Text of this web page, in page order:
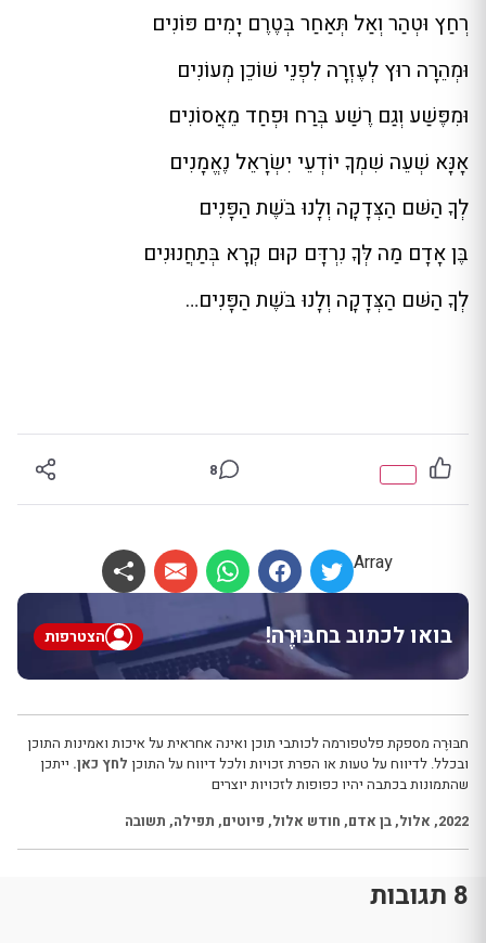
רְחַץ וּטְהַר וְאַל תְּאַחַר בְּטֶרֶם יָמִים פּוֹנִים
וּמְהֵרָה רוּץ לְעֶזְרָה לִפְנֵי שׁוֹכֵן מְעוֹנִים
וּמִפֶּשַׁע וְגַם רֶשַׁע בְּרַח וּפְחַד מֵאֲסוֹנִים
אָנָּא שְׁעֵה שִׁמְךָ יוֹדְעֵי יִשְׂרָאֵל נֶאֱמָנִים
לְךָ הַשּׁם הַצְּדָקָה וְלָנוּ בֹּשֶׁת הַפָּנִים
בֶּן אָדָם מַה לְּךָ נִרְדָּם קוּם קְרָא בְּתַחֲנוּנִים
לְךָ הַשּׁם הַצְּדָקָה וְלָנוּ בֹּשֶׁת הַפָּנִים…
8
Array
בואו לכתוב בחבּוּרֶה! הצטרפות
חבּוּרֶה מספקת פלטפורמה לכותבי תוכן ואינה אחראית על איכות ואמינות התוכן
ובכלל. לדיווח על טעות או הפרת זכויות ולכל דיווח על התוכן לחץ כאן. ייתכן
שהתמונות בכתבה יהיו כפופות לזכויות יוצרים
2022
, אלול,בן אדם, חודש אלול, פיוטים, תפילה, תשובה
8 תגובות